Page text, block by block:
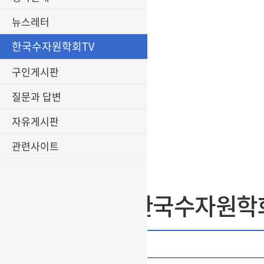
뉴스레터
한국수자원학회TV
구인게시판
질문과 답변
자유게시판
관련사이트
한국수자원